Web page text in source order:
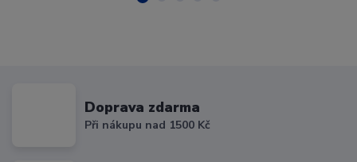
Doprava zdarma
Při nákupu nad 1500 Kč